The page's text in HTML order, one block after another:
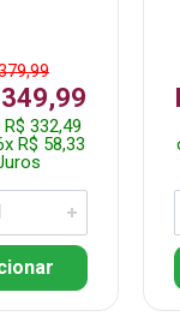
R$ 332,49
R$ 58,33